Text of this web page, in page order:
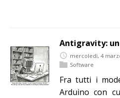
Antigravity:
mercoledì, 4
Software
Fra tutti i
Arduino con